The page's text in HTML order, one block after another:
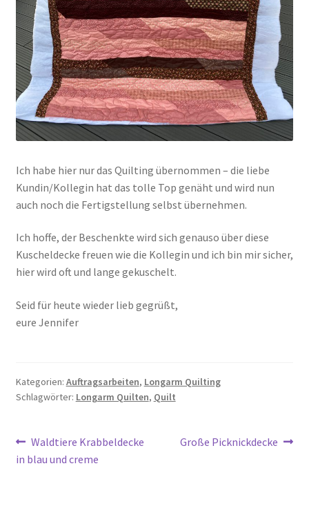
Ich habe hier nur das Quilting übernommen – die liebe
Kundin/Kollegin hat das tolle Top genäht und wird nun
auch noch die Fertigstellung selbst übernehmen.
Ich hoffe, der Beschenkte wird sich genauso über diese
Kuscheldecke freuen wie die Kollegin und ich bin mir sicher,
hier wird oft und lange gekuschelt.
Seid für heute wieder lieb gegrüßt,
eure Jennifer
Kategorien: Auftragsarbeiten, Longarm Quilting
Schlagwörter: Longarm Quilten, Quilt
Beitragsnavigation
Vorheriger
Beitrag:
Waldtiere Krabbeldecke
in blau und creme
Nächster
Große Picknickdecke